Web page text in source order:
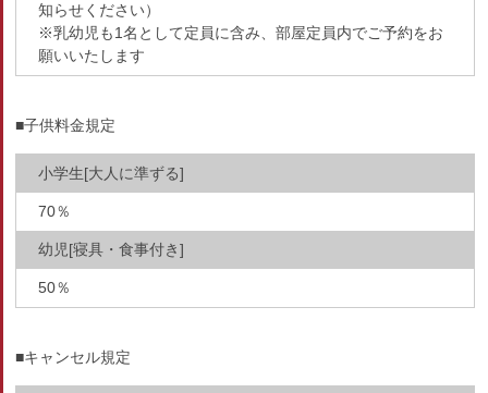
知らせください）
※乳幼児も1名として定員に含み、部屋定員内でご予約をお
願いいたします
■子供料金規定
小学生[大人に準ずる]
70％
幼児[寝具・食事付き]
50％
■キャンセル規定